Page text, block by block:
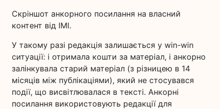
Скріншот анкорного посилання на власний
контент від ІМІ.
У такому разі редакція залишається у win-win
ситуації: і отримала кошти за матеріал, і анкорно
залінкувала старий матеріал (з різницею в 14
місяців між публікаціями), який не стосувався
події, що висвітлювалася в тексті. Анкорні
посилання використовують редакції для